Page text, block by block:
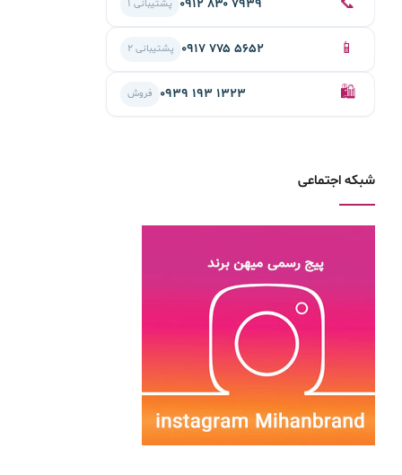
📞 ۰۹۱۲ ۸۳۰ ۷۹۳۹ پشتیبانی ۱
📱 ۰۹۱۷ ۷۷۵ ۵۶۵۲ پشتیبانی ۲
🛍️ ۰۹۳۹ ۱۹۳ ۱۳۲۳ فروش
شبکه اجتماعی